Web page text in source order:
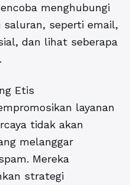
menghubungi
saluran, seperti email,
dan lihat seberapa
Etis
layanan
tidak akan
melanggar
Mereka
strategi